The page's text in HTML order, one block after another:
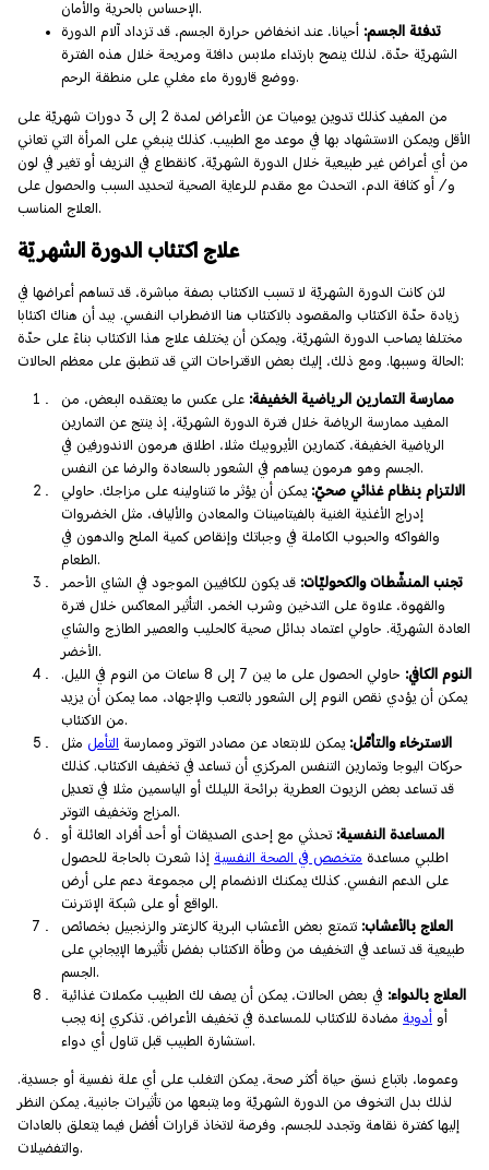
الإحساس بالحرية والأمان.
تدفئة الجسم: أحيانا، عند انخفاض حرارة الجسم، قد تزداد آلام الدورة
الشهريّة حدّة، لذلك ينصح بارتداء ملابس دافئة ومريحة خلال هذه الفترة
ووضع قارورة ماء مغلي على منطقة الرحم.
من المفيد كذلك تدوين يوميات عن الأعراض لمدة 2 إلى 3 دورات شهريّة على
الأقل ويمكن الاستشهاد بها في موعد مع الطبيب. كذلك ينبغي على المرأة التي تعاني
من أي أعراض غير طبيعية خلال الدورة الشهريّة، كانقطاع في النزيف أو تغير في لون
و/ أو كثافة الدم، التحدث مع مقدم للرعاية الصحية لتحديد السبب والحصول على
العلاج المناسب.
علاج اكتئاب الدورة الشهريّة
لئن كانت الدورة الشهريّة لا تسبب الاكتئاب بصفة مباشرة، قد تساهم أعراضها في
زيادة حدّة الاكتئاب والمقصود بالاكتئاب هنا الاضطراب النفسي. بيد أن هناك اكتئابا
مختلفا يصاحب الدورة الشهريّة، ويمكن أن يختلف علاج هذا الاكتئاب بناءً على حدّة
الحالة وسببها. ومع ذلك، إليك بعض الاقتراحات التي قد تنطبق على معظم الحالات:
ممارسة التمارين الرياضية الخفيفة: على عكس ما يعتقده البعض، من
المفيد ممارسة الرياضة خلال فترة الدورة الشهريّة، إذ ينتج عن التمارين
الرياضية الخفيفة، كتمارين الأيروبيك مثلا، اطلاق هرمون الاندورفين في
الجسم وهو هرمون يساهم في الشعور بالسعادة والرضا عن النفس.
الالتزام بنظام غذائي صحيّ: يمكن أن يؤثر ما تتناولينه على مزاجك. حاولي
إدراج الأغذية الغنية بالفيتامينات والمعادن والألياف، مثل الخضروات
والفواكه والحبوب الكاملة في وجباتك وإنقاص كمية الملح والدهون في
الطعام.
تجنب المنشّطات والكحوليّات: قد يكون للكافيين الموجود في الشاي الأحمر
والقهوة، علاوة على التدخين وشرب الخمر، التأثير المعاكس خلال فترة
العادة الشهريّة. حاولي اعتماد بدائل صحية كالحليب والعصير الطازج والشاي
الأخضر.
النوم الكافي:
حاولي الحصول على ما بين 7 إلى 8 ساعات من النوم في الليل.
يمكن أن يؤدي نقص النوم إلى الشعور بالتعب والإجهاد، مما يمكن أن يزيد
من الاكتئاب.
الاسترخاء والتأمّل: يمكن للابتعاد عن مصادر التوتر وممارسة التأمل مثل
حركات اليوجا وتمارين التنفس المركزي أن تساعد في تخفيف الاكتئاب. كذلك
قد تساعد بعض الزيوت العطرية برائحة الليلك أو الياسمين مثلا في تعديل
المزاج وتخفيف التوتر.
المساعدة النفسية: تحدثي مع إحدى الصديقات أو أحد أفراد العائلة أو
اطلبي مساعدة متخصص في الصحة النفسية إذا شعرت بالحاجة للحصول
على الدعم النفسي. كذلك يمكنك الانضمام إلى مجموعة دعم على أرض
الواقع أو على شبكة الإنترنت.
العلاج بالأعشاب: تتمتع بعض الأعشاب البرية كالزعتر والزنجبيل بخصائص
طبيعية قد تساعد في التخفيف من وطأة الاكتئاب بفضل تأثيرها الإيجابي على
الجسم.
العلاج بالدواء: في بعض الحالات، يمكن أن يصف لك الطبيب مكملات غذائية
أو أدوية مضادة للاكتئاب للمساعدة في تخفيف الأعراض. تذكري إنه يجب
استشارة الطبيب قبل تناول أي دواء.
وعموما، باتباع نسق حياة أكثر صحة، يمكن التغلب على أي علة نفسية أو جسدية.
لذلك بدل التخوف من الدورة الشهريّة وما يتبعها من تأثيرات جانبية، يمكن النظر
إليها كفترة نقاهة وتجدد للجسم، وفرصة لاتخاذ قرارات أفضل فيما يتعلق بالعادات
والتفضيلات.